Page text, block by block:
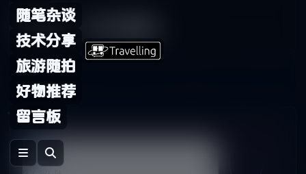
随笔杂谈
技术分享
旅游随拍
好物推荐
留言板
Archive
标签：